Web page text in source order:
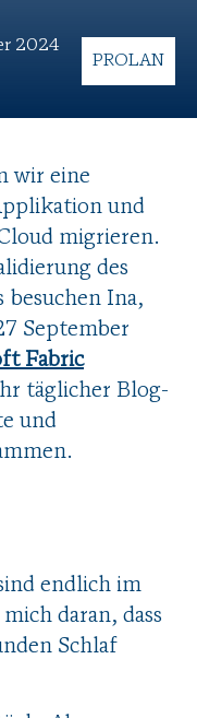
2024
PROLAN
wir eine
und
migrieren.
des
Ina,
September
Fabric
täglicher Blog-
und
endlich im
daran, dass
Schlaf